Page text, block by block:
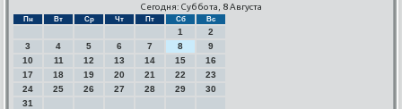
Сегодня: Суббота, 8 Августа
Пн Вт Ср Чт Пт Сб Вс
1
2
3
4 5 6 7 8
9
10
11 12 13 14 15
16
17
18 19 20 21 22
23
24
25 26 27 28 29
30
31